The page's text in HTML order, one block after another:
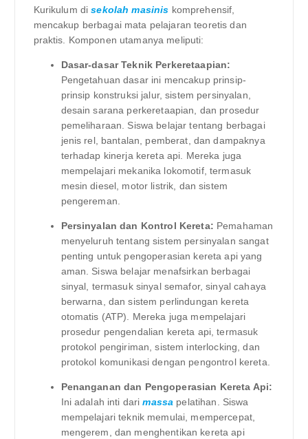
Kurikulum disekolah masinis komprehensif,
mencakup berbagai mata pelajaran teoretis dan
praktis. Komponen utamanya meliputi:
Dasar-dasar Teknik Perkeretaapian:
Pengetahuan dasar ini mencakup prinsip-
prinsip konstruksi jalur, sistem persinyalan,
desain sarana perkeretaapian, dan prosedur
pemeliharaan. Siswa belajar tentang berbagai
jenis rel, bantalan, pemberat, dan dampaknya
terhadap kinerja kereta api. Mereka juga
mempelajari mekanika lokomotif, termasuk
mesin diesel, motor listrik, dan sistem
pengereman.
Persinyalan dan Kontrol Kereta: Pemahaman
menyeluruh tentang sistem persinyalan sangat
penting untuk pengoperasian kereta api yang
aman. Siswa belajar menafsirkan berbagai
sinyal, termasuk sinyal semafor, sinyal cahaya
berwarna, dan sistem perlindungan kereta
otomatis (ATP). Mereka juga mempelajari
prosedur pengendalian kereta api, termasuk
protokol pengiriman, sistem interlocking, dan
protokol komunikasi dengan pengontrol kereta.
Penanganan dan Pengoperasian Kereta Api:
Ini adalah inti darimassa pelatihan. Siswa
mempelajari teknik memulai, mempercepat,
mengerem, dan menghentikan kereta api